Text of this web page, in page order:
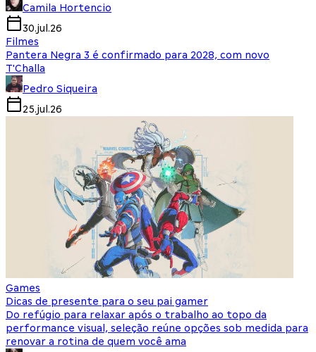
Camila Hortencio
30.jul.26
Filmes
Pantera Negra 3 é confirmado para 2028, com novo
T'Challa
Pedro Siqueira
25.jul.26
Games
Dicas de presente para o seu pai gamer
Do refúgio para relaxar após o trabalho ao topo da
performance visual, seleção reúne opções sob medida para
renovar a rotina de quem você ama